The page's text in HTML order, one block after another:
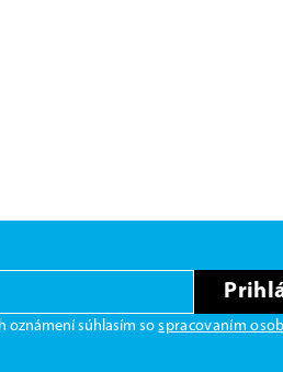
oznámení súhlasím sospracovaním